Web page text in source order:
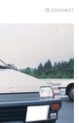
2020/08/27